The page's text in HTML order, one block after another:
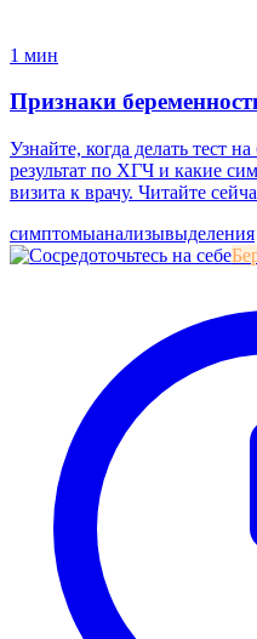
1 мин
Признаки
Узнайте, когда делать тест
результат по ХГЧ и какие
визита к врачу. Читайте
симптомыанализывыделения